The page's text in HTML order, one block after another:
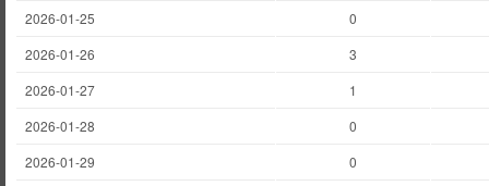
2026-01-25
0
2026-01-26
3
2026-01-27
1
2026-01-28
0
2026-01-29
0